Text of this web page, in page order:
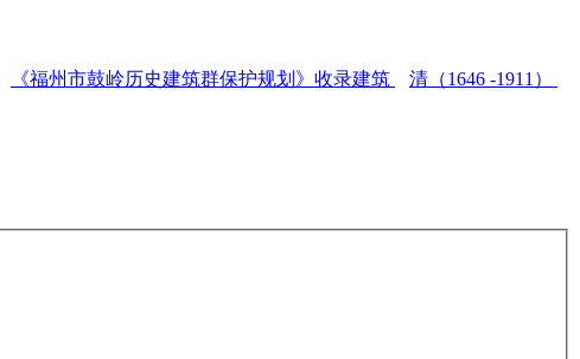
《福州市鼓岭历史建筑群保护规划》收录建筑
清（1646 -1911）